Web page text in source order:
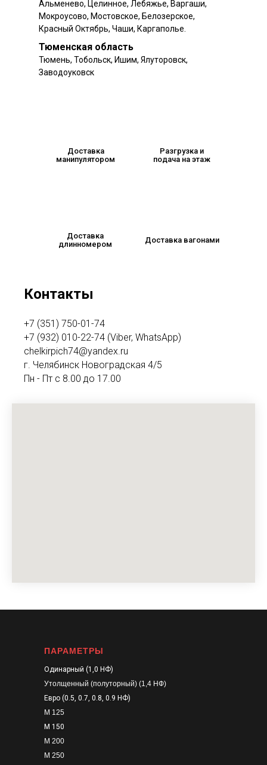
Тюменская область
Альменево, Целинное, Лебяжье, Варгаши,
Мокроусово, Мостовское, Белозерское,
Красный Октябрь, Чаши, Каргаполье.
Тюмень, Тобольск, Ишим, Ялуторовск,
Заводоуковск
Доставка
манипулятором
Доставка
длинномером
Разгрузка и
подача на этаж
Доставка вагонами
Контакты
+7 (351) 750-01-74
+7 (932) 010-22-74 (Viber, WhatsApp)
chelkirpich74@yandex.ru
г. Челябинск Новоградская 4/5
Пн - Пт с 8.00 до 17.00
ПАРАМЕТРЫ
Одинарный (1,0 НФ)
Утолщенный (полуторный) (1,4 НФ)
Евро (0.5, 0.7, 0.8, 0.9 НФ)
М 125
М 150
М 200
М 250